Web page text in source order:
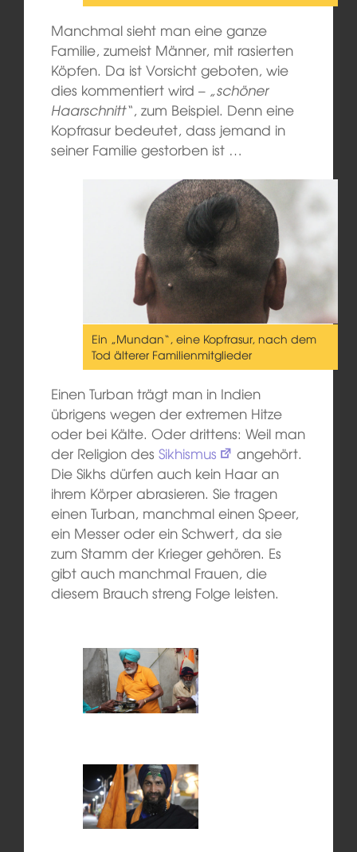
Manchmal sieht man eine ganze
Familie, zumeist Männer, mit rasierten
Köpfen. Da ist Vorsicht geboten, wie
dies kommentiert wird – „schöner
Haarschnitt“, zum Beispiel. Denn eine
Kopfrasur bedeutet, dass jemand in
seiner Familie gestorben ist …
Ein „Mundan“, eine Kopfrasur, nach dem
Tod älterer Familienmitglieder
Einen Turban trägt man in Indien
übrigens wegen der extremen Hitze
oder bei Kälte. Oder drittens: Weil man
der Religion des Sikhismus
angehört.
Die Sikhs dürfen auch kein Haar an
ihrem Körper abrasieren. Sie tragen
einen Turban, manchmal einen Speer,
ein Messer oder ein Schwert, da sie
zum Stamm der Krieger gehören. Es
gibt auch manchmal Frauen, die
diesem Brauch streng Folge leisten.